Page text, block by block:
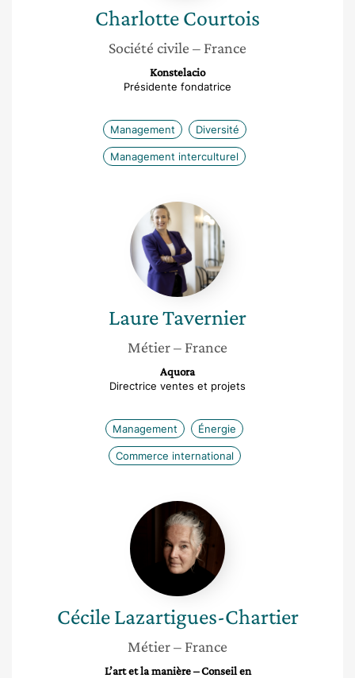
CharlotteCourtois
Société civile – France
Konstelacio
Présidente fondatrice
Management Diversité
Management interculturel
Laure
Tavernier
LaureTavernier
Métier– France
Aquora
Directrice ventes et projets
Management Énergie
Commerce international
Cécile
Lazartigues-
Chartier
Cécile Lazartigues-Chartier
Métier– France
L’art et la manière – Conseil en